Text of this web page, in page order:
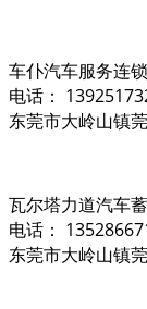
车仆汽车服务连
电话：
东莞市大岭山镇
瓦尔塔力道汽车
电话：
东莞市大岭山镇